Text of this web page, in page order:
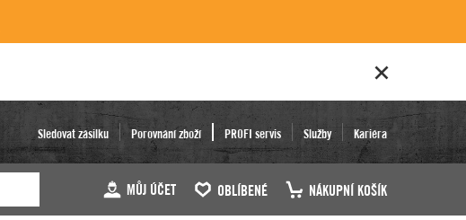
Sledovat zásilku Porovnání zboží PROFI servis Služby Kariéra
MŮJ ÚČET OBLÍBENÉ NÁKUPNÍ KOŠÍK